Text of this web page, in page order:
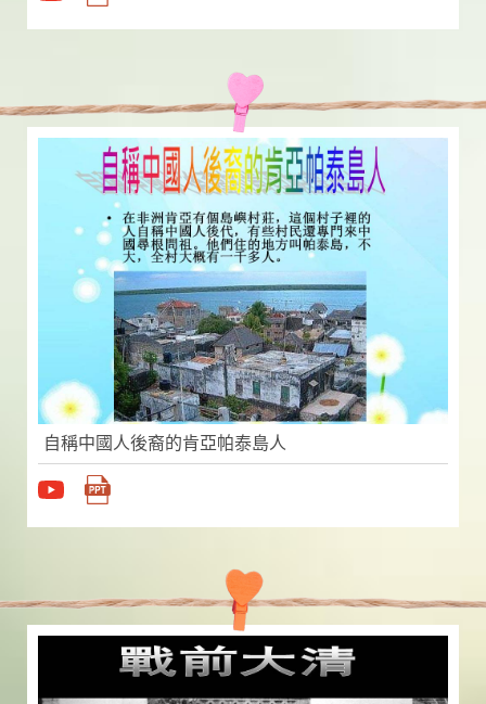
自稱中國人後裔的肯亞帕泰島人